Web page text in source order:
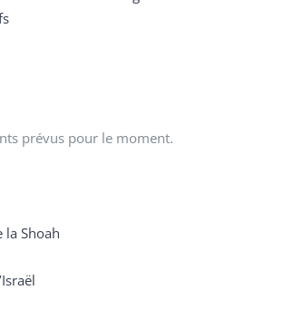
prévus pour le moment.
la Shoah